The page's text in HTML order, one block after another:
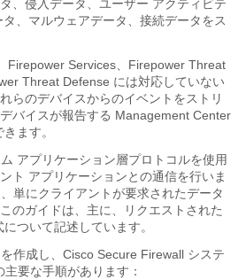
、侵入データ、ユーザー アクティビテ
、マルウェアデータ、接続データをス
Firepower Services、Firepower Threat
Threat Defense には対応していない
らのデバイスからのイベントをストリ
バイスが報告する Management Center
ます。
アプリケーション層プロトコルを使用
ト アプリケーションとの通信を行いま
単にクライアントが要求されたデータ
のガイドは、主に、リクエストされた
ついて記述しています。
作成し、Cisco Secure Firewall システ
要な手順があります：